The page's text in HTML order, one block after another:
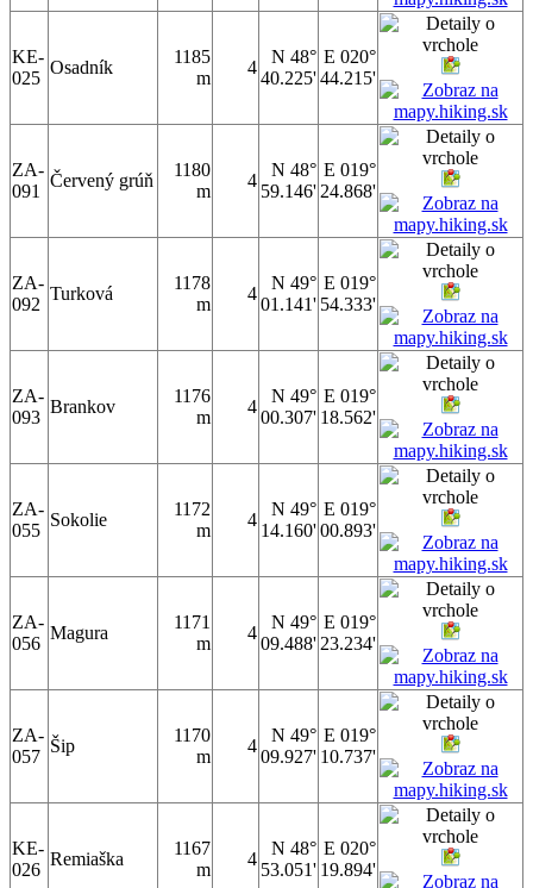
KE-
025
Osadník
1185
m
4
N 48°
40.225'
E 020°
44.215'
ZA-
091
Červený grúň
1180
m
4
N 48°
59.146'
E 019°
24.868'
ZA-
092
Turková
1178
m
4
N 49°
01.141'
E 019°
54.333'
ZA-
093
Brankov
1176
m
4
N 49°
00.307'
E 019°
18.562'
ZA-
055
Sokolie
1172
m
4
N 49°
14.160'
E 019°
00.893'
ZA-
056
Magura
1171
m
4
N 49°
09.488'
E 019°
23.234'
ZA-
057
Šip
1170
m
4
N 49°
09.927'
E 019°
10.737'
KE-
026
Remiaška
1167
m
4
N 48°
53.051'
E 020°
19.894'